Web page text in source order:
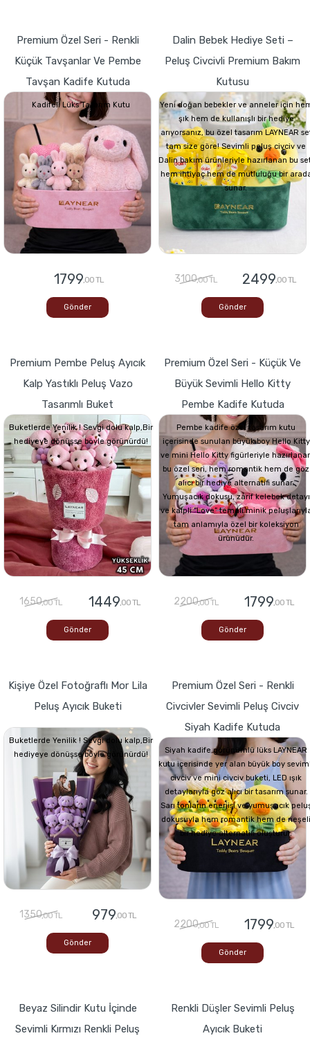
Premium Özel Seri - Renkli
Küçük Tavşanlar Ve Pembe
Tavşan Kadife Kutuda
Kadifeli Lüks Tasarım Kutu
1799,00 TL
Gönder
Dalin Bebek Hediye Seti –
Peluş Civcivli Premium Bakım
Kutusu
Yeni doğan bebekler ve anneler için
şık hem de kullanışlı bir hediye
arıyorsanız, bu özel tasarım LAYNEAR
tam size göre! Sevimli peluş civciv ve
Dalin bakım ürünleriyle hazırlanan bu
hem ihtiyaç hem de mutluluğu bir
sunar.
3100,00 TL 2499,00 TL
Gönder
Premium Pembe Peluş Ayıcık
Kalp Yastıklı Peluş Vazo
Tasarımlı Buket
Buketlerde Yenilik ! Sevgi dolu kalp,Bir
hediyeye dönüşse böyle görünürdü!
1650,00 TL 1449,00 TL
Gönder
Premium Özel Seri - Küçük Ve
Büyük Sevimli Hello Kitty
Pembe Kadife Kutuda
Pembe kadife özel tasarım kutu
içerisinde sunulan büyük boy Hello Kitty
ve mini Hello Kitty figürleriyle
bu özel seri, hem romantik hem de göz
alıcı bir hediye alternatifi sunar.
Yumuşacık dokusu, zarif kelebek detayı
ve kalpli “Love” temalı minik
tam anlamıyla özel bir koleksiyon
ürünüdür.
2200,00 TL 1799,00 TL
Gönder
Kişiye Özel Fotoğraflı Mor Lila
Peluş Ayıcık Buketi
Buketlerde Yenilik ! Sevgi dolu kalp,Bir
hediyeye dönüşse böyle görünürdü!
1350,00 TL 979,00 TL
Gönder
Premium Özel Seri - Renkli
Civcivler Sevimli Peluş Civciv
Siyah Kadife Kutuda
Siyah kadife görünümlü lüks LAYNEAR
kutu içerisinde yer alan büyük boy
civciv ve mini civciv buketi, LED ışık
detaylarıyla göz alıcı bir tasarım sunar.
Sarı tonların enerjisi ve yumuşacık
dokusuyla hem romantik hem de neşeli
bir hediye alternatifi oluşturur.
2200,00 TL 1799,00 TL
Gönder
Beyaz Silindir Kutu İçinde
Sevimli Kırmızı Renkli Peluş
Renkli Düşler Sevimli Peluş
Ayıcık Buketi